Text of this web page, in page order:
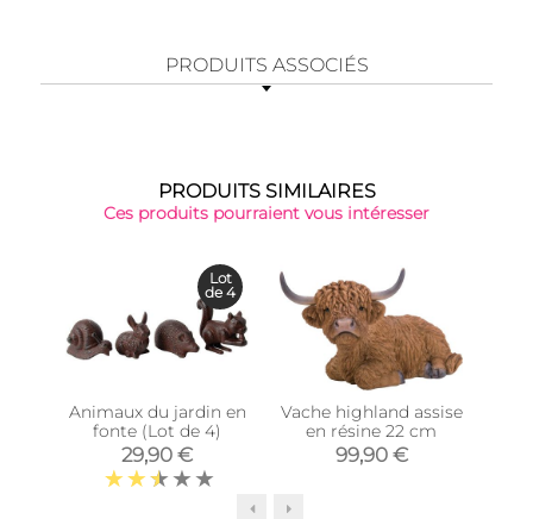
PRODUITS ASSOCIÉS
PRODUITS SIMILAIRES
Ces produits pourraient vous intéresser
Animaux du jardin en
fonte (Lot de 4)
29,90 €
Lot
de 4
Vache highland assise
en résine 22 cm
99,90 €